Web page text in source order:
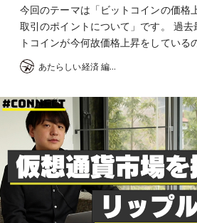
今回のテーマは「ビットコインの価格
取引のポイントについて」です。 過去
トコインが今何故価格上昇をしてい
あたらしい経済 編集部